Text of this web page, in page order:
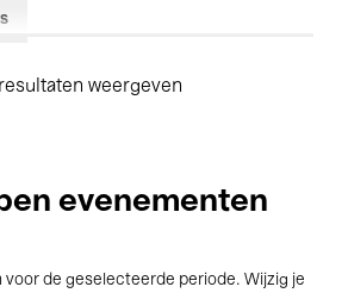
weergeven
evenementen
voor de geselecteerde periode. Wijzig je